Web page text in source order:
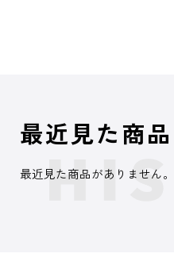
最近見た商品
最近見た商品がありません。